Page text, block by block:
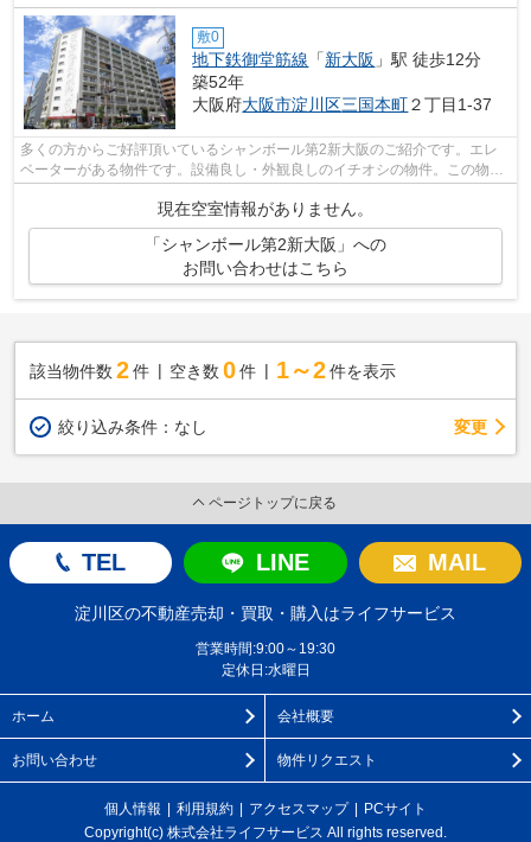
敷0
地下鉄御堂筋線 「新大阪 」駅 徒歩12分
築52年
大阪府大阪市淀川区三国本町２丁目1-37
多くの方からご好評頂いているシャンボール第2新大阪のご紹介です。エレ
ベーターがある物件です。設備良し・外観良しのイチオシの物件。この物件
現在空室情報がありません。
「シャンボール第2新大阪」への
お問い合わせはこちら
該当物件数 2件 空き数 0 件 1～2 件を表示
絞り込み条件： なし 変更
ページトップに戻る
TEL LINE MAIL
淀川区の不動産売却・買取・購入はライフサービス
営業時間:9:00～19:30
定休日:水曜日
ホーム 会社概要
お問い合わせ 物件リクエスト
個人情報 利用規約 アクセスマップ
PCサイト
Copyright(c) 株式会社ライフサービス All rights reserved.